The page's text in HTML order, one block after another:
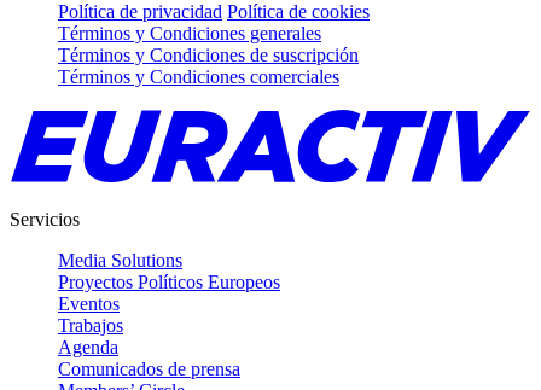
Política de privacidad Política de cookies
Términos y Condiciones generales
Términos y Condiciones de suscripción
Términos y Condiciones comerciales
Servicios
Media Solutions
Proyectos Políticos Europeos
Eventos
Trabajos
Agenda
Comunicados de prensa